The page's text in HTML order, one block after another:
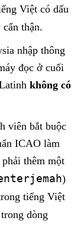
Việt có dấu
thận.
nhập thông
đọc ở cuối
không có
viên bắt buộc
ICAO làm
thêm một
)
tiếng Việt
dòng